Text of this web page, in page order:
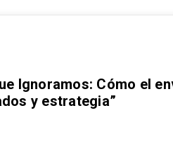
Ignoramos: Cómo el
y estrategia”